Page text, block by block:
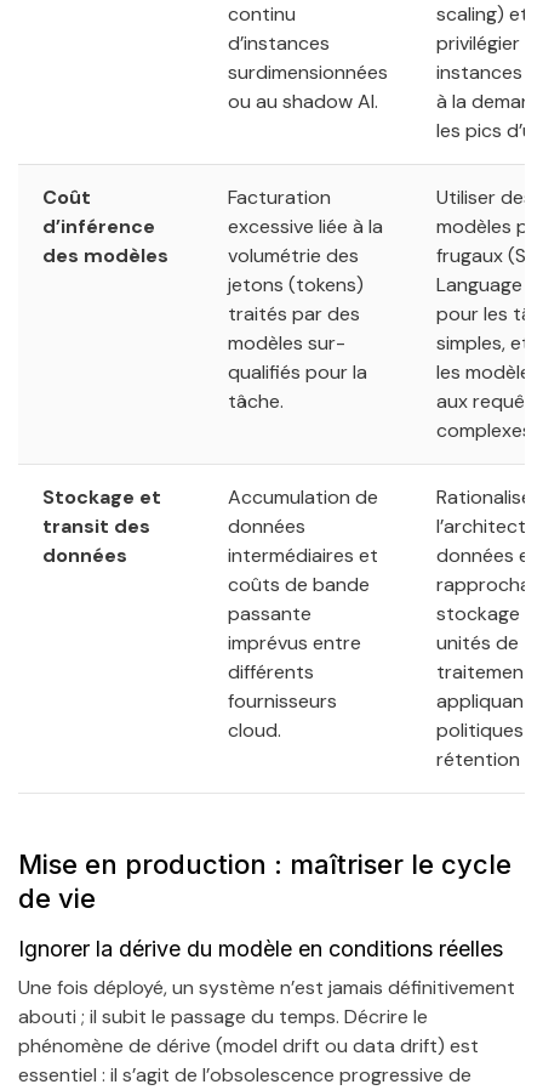
continu
d’instances
surdimensionnées
ou au shadow AI.
scaling) et
privilégier
instances
à la
les pics
Coût
d’inférence
des modèles
Facturation
excessive liée à la
volumétrie des
jetons (tokens)
traités par des
modèles sur-
qualifiés pour la
tâche.
Utiliser des
modèles
frugaux
Language
pour les
simples, et
les
aux
complexes.
Stockage et
transit des
données
Accumulation de
données
intermédiaires et
coûts de bande
passante
imprévus entre
différents
fournisseurs
cloud.
Rationaliser
données en
stockage
unités de
traitement
appliquant
politiques
rétention
Mise en production : maîtriser le cycle
de vie
Ignorer la dérive du modèle en conditions réelles
Une fois déployé, un système n’est jamais définitivement
abouti ; il subit le passage du temps. Décrire le
phénomène de dérive (model drift ou data drift) est
essentiel : il s’agit de l’obsolescence progressive de